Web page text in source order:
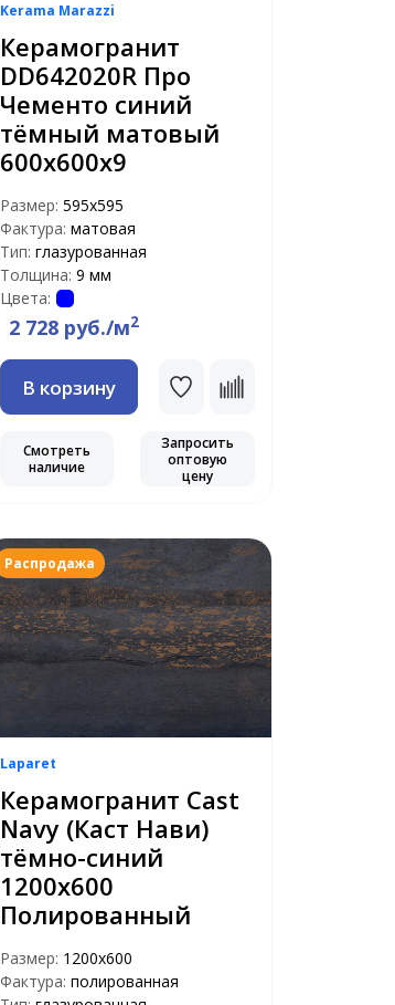
Kerama Marazzi
Керамогранит
DD642020R Про
Чементо синий
тёмный матовый
600х600х9
Размер: 595x595
Фактура: матовая
Тип: глазурованная
Толщина: 9 мм
Цвета:
2 728 руб./м2
В корзину
Смотреть
наличие
Запросить
оптовую
цену
Распродажа
Laparet
Керамогранит Cast
Navy (Каст Нави)
тёмно-синий
1200x600
Полированный
Размер: 1200х600
Фактура: полированная